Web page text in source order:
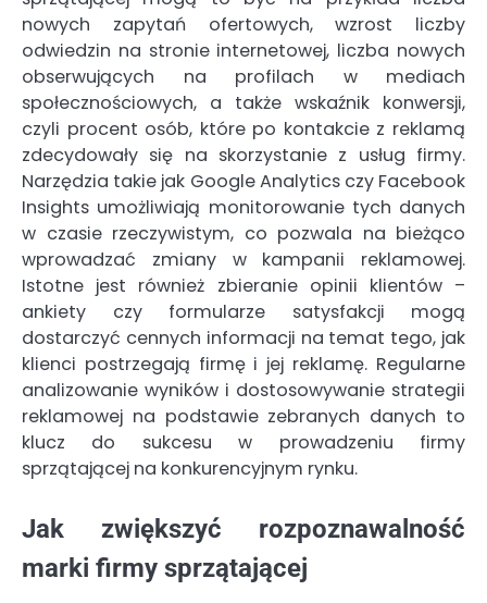
nowych zapytań ofertowych, wzrost liczby
odwiedzin na stronie internetowej, liczba nowych
obserwujących na profilach w mediach
społecznościowych, a także wskaźnik konwersji,
czyli procent osób, które po kontakcie z reklamą
zdecydowały się na skorzystanie z usług firmy.
Narzędzia takie jak Google Analytics czy Facebook
Insights umożliwiają monitorowanie tych danych
w czasie rzeczywistym, co pozwala na bieżąco
wprowadzać zmiany w kampanii reklamowej.
Istotne jest również zbieranie opinii klientów –
ankiety czy formularze satysfakcji mogą
dostarczyć cennych informacji na temat tego, jak
klienci postrzegają firmę i jej reklamę. Regularne
analizowanie wyników i dostosowywanie strategii
reklamowej na podstawie zebranych danych to
klucz do sukcesu w prowadzeniu firmy
sprzątającej na konkurencyjnym rynku.
Jak zwiększyć rozpoznawalność
marki firmy sprzątającej